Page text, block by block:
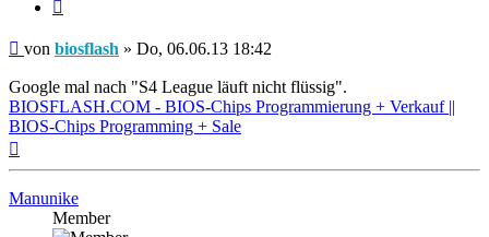
Beitrag
von biosflash » Do, 06.06.13 18:42
Google mal nach "S4 League läuft nicht flüssig".
BIOSFLASH.COM - BIOS-Chips Programmierung + Verkauf ||
BIOS-Chips Programming + Sale
Manunike
Member